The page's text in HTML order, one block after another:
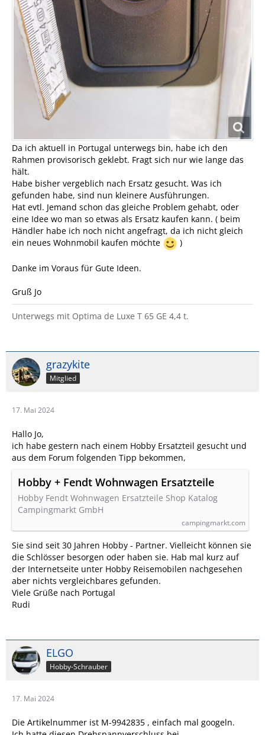
Da ich aktuell in Portugal unterwegs bin, habe ich den
Rahmen provisorisch geklebt. Fragt sich nur wie lange das
hält.
Habe bisher vergeblich nach Ersatz gesucht. Was ich
gefunden habe, sind nun kleinere Ausführungen.
Hat evtl. Jemand schon das gleiche Problem gehabt, oder
eine Idee wo man so etwas als Ersatz kaufen kann. ( beim
Händler habe ich noch nicht angefragt, da ich nicht gleich
ein neues Wohnmobil kaufen möchte
)
Danke im Voraus für Gute Ideen.
Gruß Jo
Unterwegs mit Optima de Luxe T 65 GE 4,4 t.
grazykite
Mitglied
17. Mai 2024
Hallo Jo,
ich habe gestern nach einem Hobby Ersatzteil gesucht und
aus dem Forum folgenden Tipp bekommen,
Hobby + Fendt Wohnwagen Ersatzteile
Hobby Fendt Wohnwagen Ersatzteile Shop Katalog
Campingmarkt GmbH
campingmarkt.com
Sie sind seit 30 Jahren Hobby - Partner. Vielleicht können sie
die Schlösser besorgen oder haben sie. Hab mal kurz auf
der Internetseite unter Hobby Reisemobilen nachgesehen
aber nichts vergleichbares gefunden.
Viele Grüße nach Portugal
Rudi
ELGO
Hobby-Schrauber
17. Mai 2024
Die Artikelnummer ist M-9942835 , einfach mal googeln.